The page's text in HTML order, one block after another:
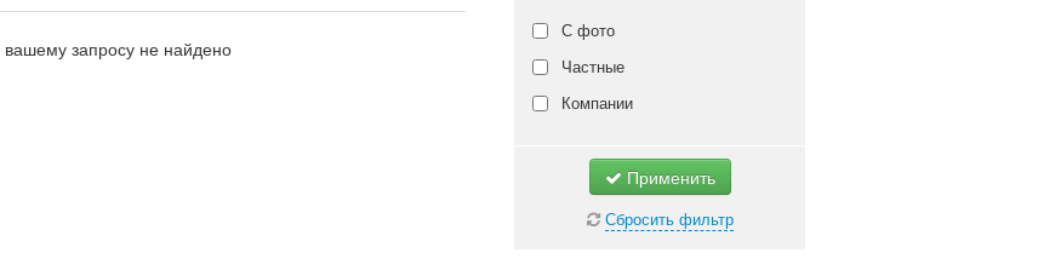
запросу не найдено
Валюта:руб.
С фото
Частные
Компании
Применить
Сбросить фильтр